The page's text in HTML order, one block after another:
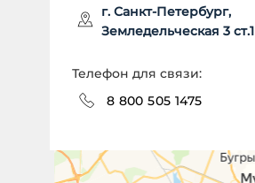
г. Санкт-Петербург,
Земледельческая 3 ст.1
Телефон для связи:
8 800 505 1475